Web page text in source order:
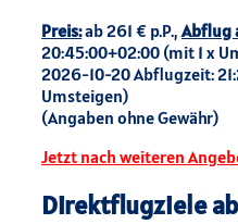
Preis:ab 261 € p.P., Abflug
20:45:00+02:00 (mit 1 x
2026-10-20 Abflugzeit:
Umsteigen)
(Angaben ohne Gewähr)
Jetzt nach weiteren
Direktflugziele